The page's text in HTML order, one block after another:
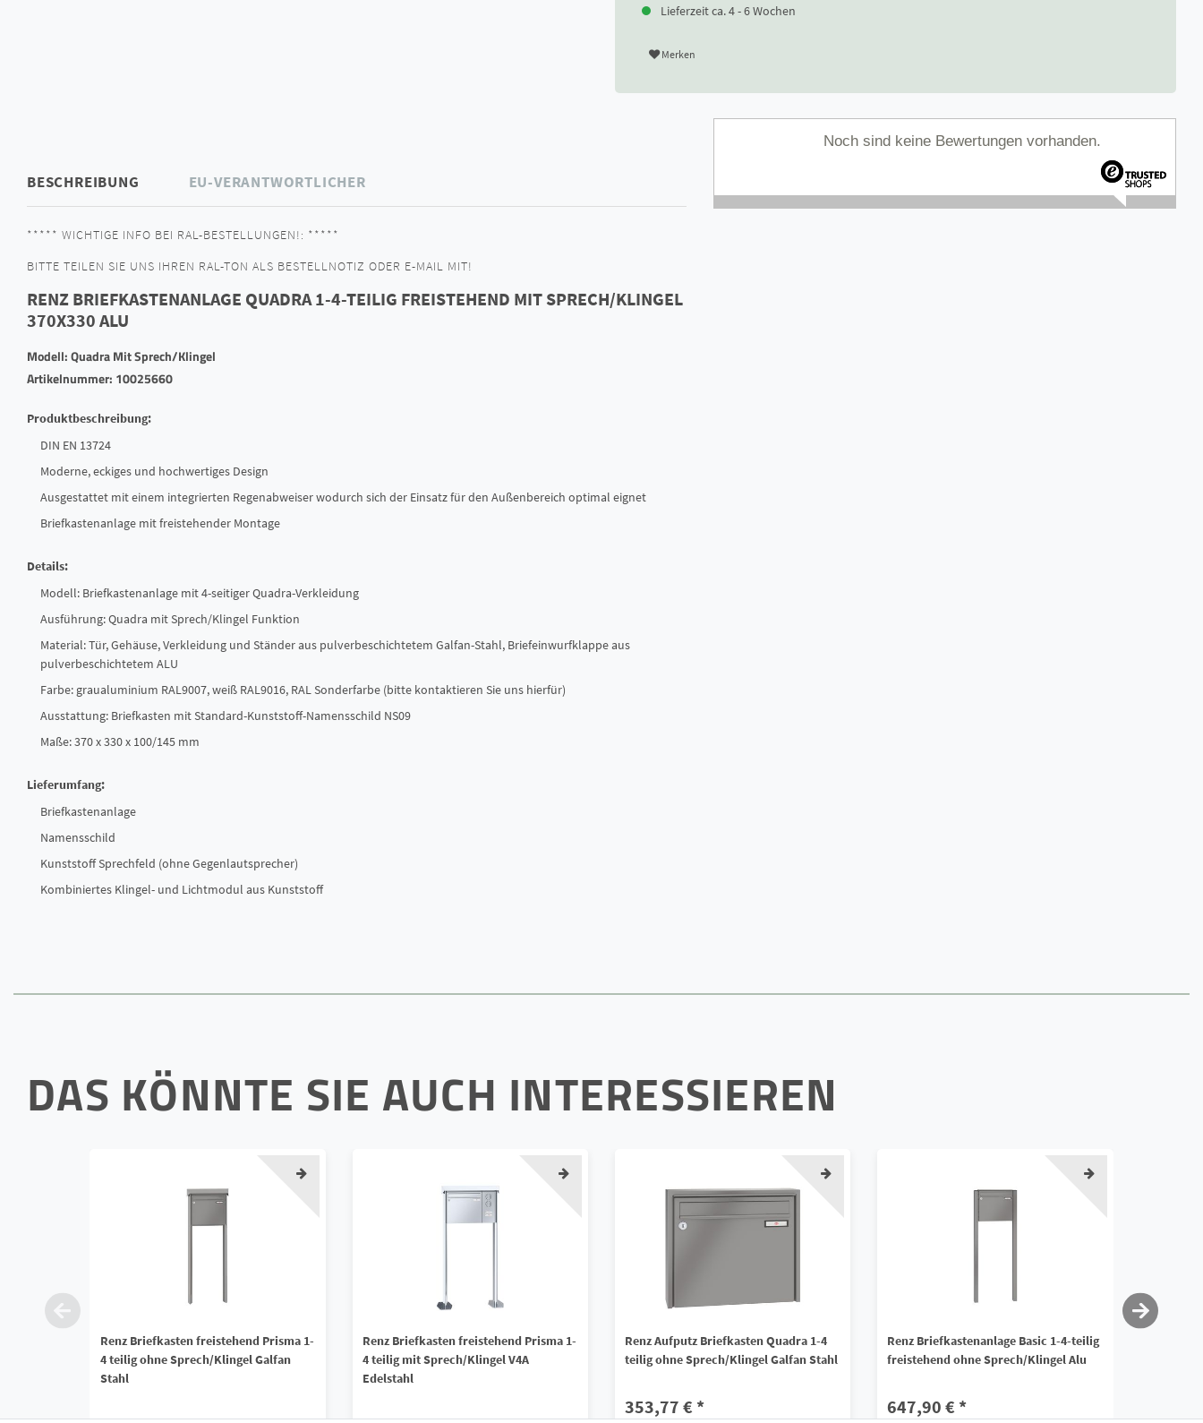
Lieferzeit ca. 4 - 6 Wochen
Merken
BESCHREIBUNG EU-VERANTWORTLICHER
***** WICHTIGE INFO BEI RAL-BESTELLUNGEN!: *****
BITTE TEILEN SIE UNS IHREN RAL-TON ALS BESTELLNOTIZ ODER E-MAIL MIT!
RENZ BRIEFKASTENANLAGE QUADRA 1-4-TEILIG FREISTEHEND MIT SPRECH/KLINGEL
370X330 ALU
Modell: Quadra Mit Sprech/Klingel
Artikelnummer: 10025660
Produktbeschreibung:
DIN EN 13724
Moderne, eckiges und hochwertiges Design
Ausgestattet mit einem integrierten Regenabweiser wodurch sich der Einsatz für den Außenbereich optimal eignet
Briefkastenanlage mit freistehender Montage
Details:
Modell: Briefkastenanlage mit 4-seitiger Quadra-Verkleidung
Ausführung: Quadra mit Sprech/Klingel Funktion
Material: Tür, Gehäuse, Verkleidung und Ständer aus pulverbeschichtetem Galfan-Stahl, Briefeinwurfklappe aus
pulverbeschichtetem ALU
Farbe: graualuminium RAL9007, weiß RAL9016, RAL Sonderfarbe (bitte kontaktieren Sie uns hierfür)
Ausstattung: Briefkasten mit Standard-Kunststoff-Namensschild NS09
Maße: 370 x 330 x 100/145 mm
Lieferumfang:
Briefkastenanlage
Namensschild
Kunststoff Sprechfeld (ohne Gegenlautsprecher)
Kombiniertes Klingel- und Lichtmodul aus Kunststoff
Noch sind keine Bewertungen vorhanden.
DAS KÖNNTE SIE AUCH INTERESSIEREN
Renz Briefkasten freistehend Prisma 1-
4 teilig ohne Sprech/Klingel Galfan
Stahl
Renz Briefkasten freistehend Prisma 1-
4 teilig mit Sprech/Klingel V4A
Edelstahl
Renz Aufputz Briefkasten Quadra 1-4
teilig ohne Sprech/Klingel Galfan Stahl
353,77 € *
Renz Briefkastenanlage Basic 1-4-teilig
freistehend ohne Sprech/Klingel Alu
647,90 € *